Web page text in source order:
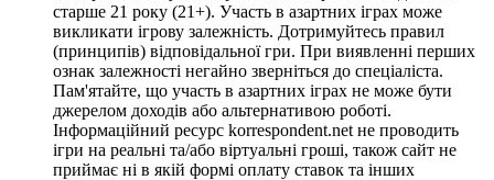
старше 21 року (21+). Участь в азартних іграх може
викликати ігрову залежність. Дотримуйтесь правил
(принципів) відповідальної гри. При виявленні перших
ознак залежності негайно зверніться до спеціаліста.
Пам'ятайте, що участь в азартних іграх не може бути
джерелом доходів або альтернативою роботі.
Інформаційний ресурс korrespondent.net не проводить
ігри на реальні та/або віртуальні гроші, також сайт не
приймає ні в якій формі оплату ставок та інших